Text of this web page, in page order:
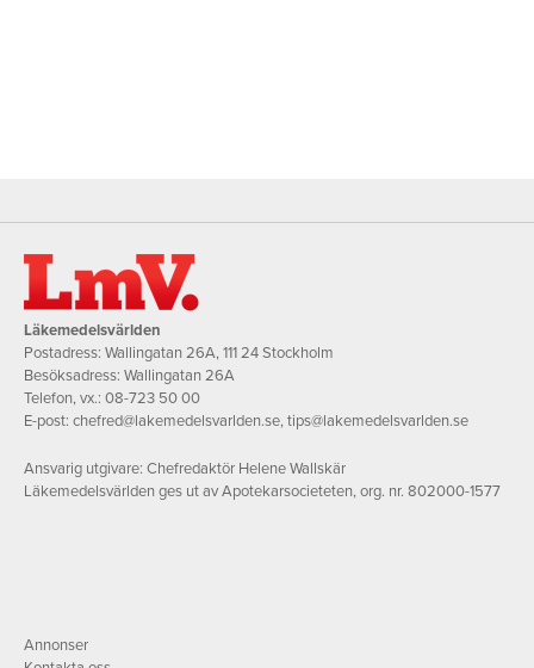
Läkemedelsvärlden
Postadress: Wallingatan 26A, 111 24 Stockholm
Besöksadress: Wallingatan 26A
Telefon, vx.: 08-723 50 00
E-post: chefred@lakemedelsvarlden.se,tips@lakemedelsvarlden.se
Ansvarig utgivare: Chefredaktör Helene Wallskär
Läkemedelsvärlden ges ut av Apotekarsocieteten, org. nr. 802000-1577
Annonser